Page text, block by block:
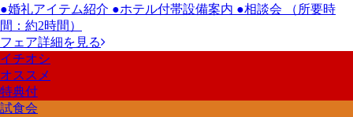
●婚礼アイテム紹介 ●ホテル付帯設備案内 ●相談会 （所要時
間：約2時間）
フェア詳細を見る
イチオシ
オススメ
特典付
試食会